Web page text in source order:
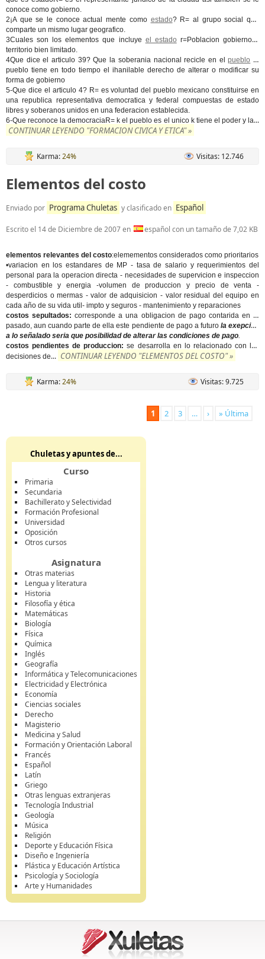
conoce como gobierno.
2¡A que se le conoce actual mente como estado? R= al grupo social que
comparte un mismo lugar geografico.
3Cuales son los elementos que incluye el estado r=Poblacion gobierno y
territorio bien limitado.
4Que dice el articulo 39? Que la soberania nacional recicle en elpueblo el
pueblo tiene en todo tiempo el ihanilable derecho de alterar o modificar su
forma de gobierno
5-Que dice el articulo 4? R= es voluntad del pueblo mexicano constituirse en
una republica representativa democratica y federal compuestas de estado
libres y soberanos unidos en una federacion establecida.
6-Que reconoce la democraciaR= k el pueblo es el unico k tiene el poder y la...
CONTINUAR LEYENDO "FORMACION CIVICA Y ETICA" »
Karma:24% Visitas: 12.746
Elementos del costo
Enviado por Programa Chuletas y clasificado en Español
Escrito el 14 de Diciembre de 2007en español con un tamaño de 7,02 KB
elementos relevantes del costo:elemementos considerados como prioritarios
•variacion en los estandares de MP - tasa de salario y requerimientos del
personal para la operacion directa - necesidades de supervicion e inspeccion
- combustible y energia -volumen de produccion y precio de venta -
desperdicios o mermas - valor de adquisicion - valor residual del equipo en
cada año de su vida util- impto y seguros - mantenimiento y reparaciones
costos sepultados: corresponde a una obligacion de pago contarida en el
pasado, aun cuando parte de ella este pendiente de pago a futuro la exepcion
a lo señalado seria que posibilidad de alterar las condiciones de pago.
costos pendientes de produccion:se desarrolla en lo relacionado con las
decisiones de... CONTINUAR LEYENDO "ELEMENTOS DEL COSTO" »
Karma:24% Visitas: 9.725
1 2 3 … › » Última
Chuletas y apuntes de...
Curso
Primaria
Secundaria
Bachillerato y Selectividad
Formación Profesional
Universidad
Oposición
Otros cursos
Asignatura
Otras materias
Lengua y literatura
Historia
Filosofía y ética
Matemáticas
Biología
Física
Química
Inglés
Geografía
Informática y Telecomunicaciones
Electricidad y Electrónica
Economía
Ciencias sociales
Derecho
Magisterio
Medicina y Salud
Formación y Orientación Laboral
Francés
Español
Latín
Griego
Otras lenguas extranjeras
Tecnología Industrial
Geología
Música
Religión
Deporte y Educación Física
Diseño e Ingeniería
Plástica y Educación Artística
Psicología y Sociología
Arte y Humanidades